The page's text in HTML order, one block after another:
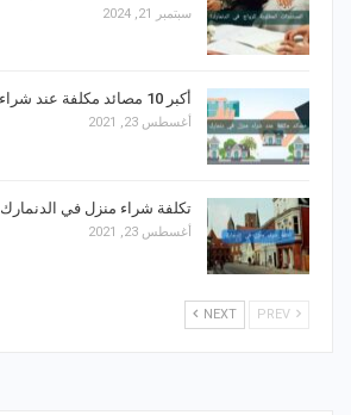
سبتمبر 21, 2024
أكبر 10 مصائد مكلفة عند شراء منزل في دنمارك
أغسطس 23, 2021
تكلفة شراء منزل في الدنمارك
أغسطس 23, 2021
NEXT